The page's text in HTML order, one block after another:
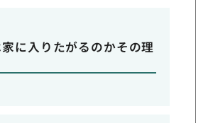
に入りたがるのかその理